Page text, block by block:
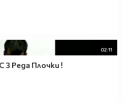
02:11
3 Реда Плочки !